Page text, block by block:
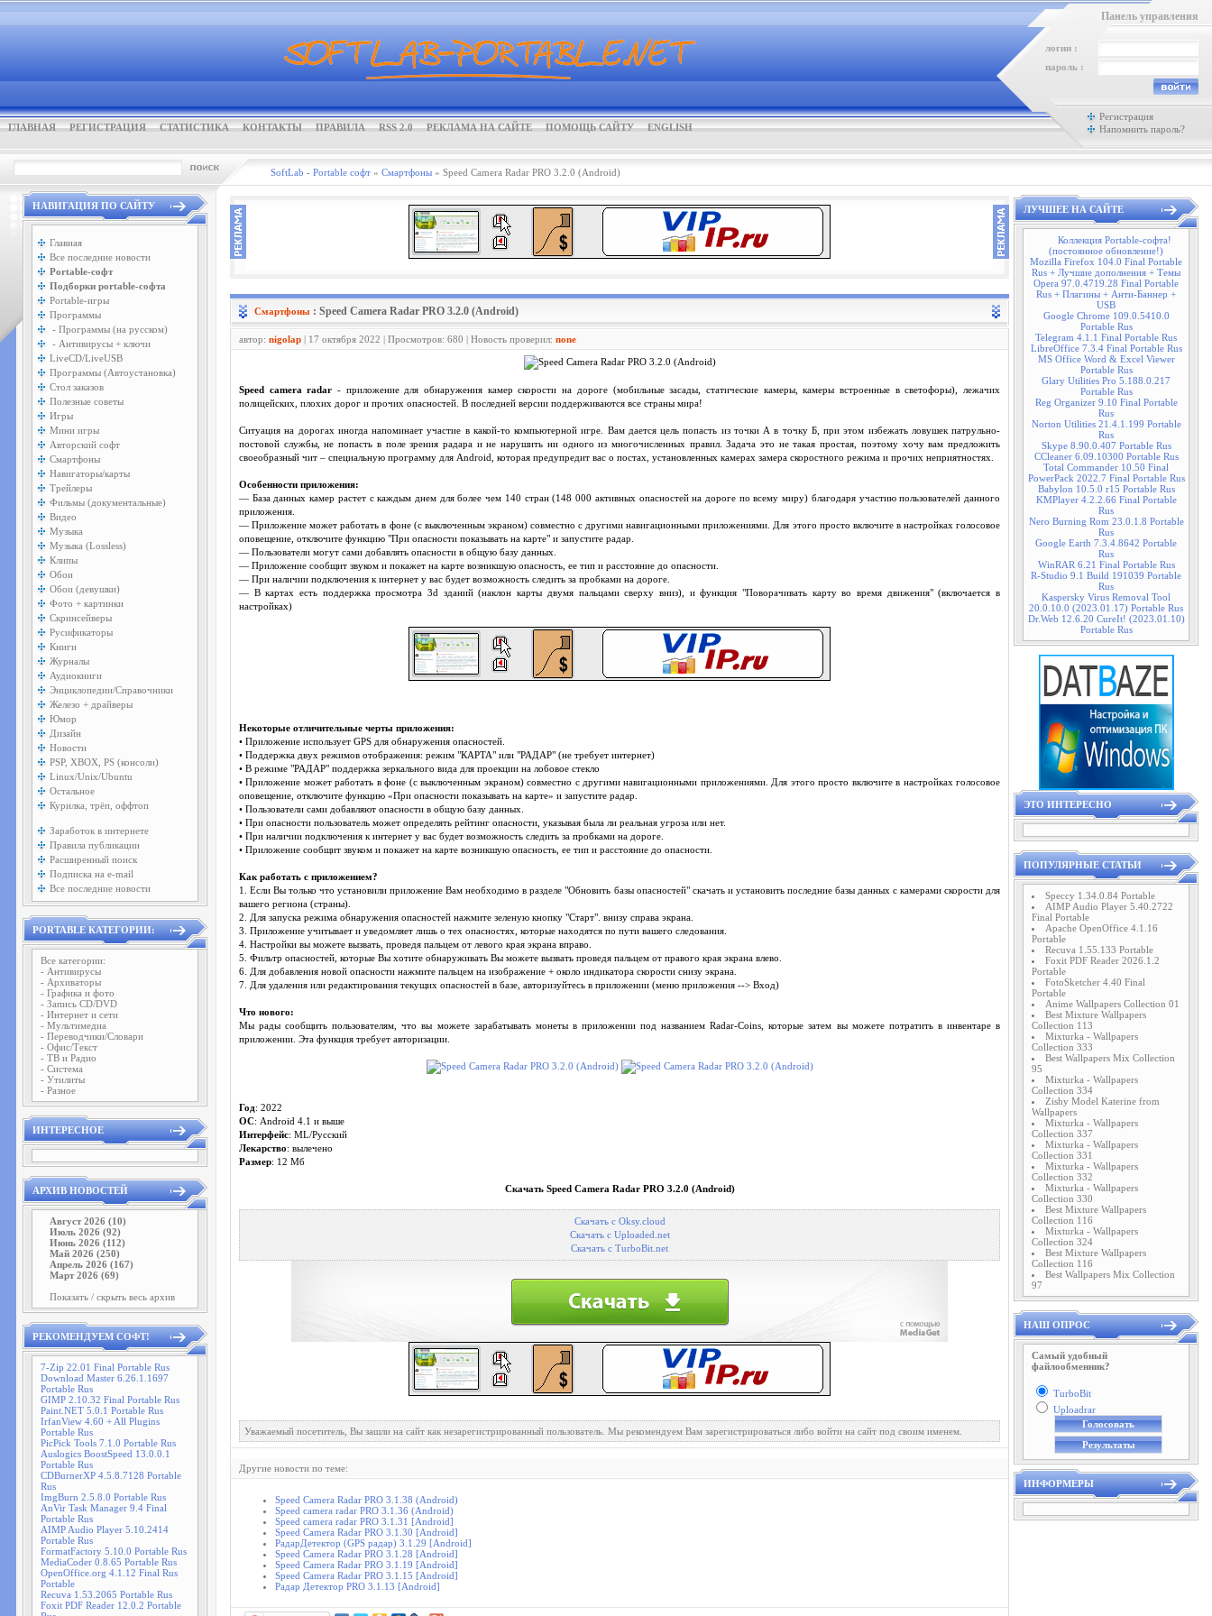
ГЛАВНАЯ РЕГИСТРАЦИЯ СТАТИСТИКА КОНТАКТЫ ПРАВИЛА RSS 2.0 РЕКЛАМА НА САЙТЕ ПОМОЩЬ САЙТУ ENGLISH
Панель управления
логин :
пароль :
Регистрация
Напомнить пароль?
SoftLab - Portable софт » Смартфоны » Speed Camera Radar PRO 3.2.0 (Android)
НАВИГАЦИЯ ПО САЙТУ
Главная
Все последние новости
Portable-софт
Подборки portable-софта
Portable-игры
Программы
- Программы (на русском)
- Антивирусы + ключи
LiveCD/LiveUSB
Программы (Автоустановка)
Стол заказов
Полезные советы
Игры
Мини игры
Авторский софт
Смартфоны
Навигаторы/карты
Трейлеры
Фильмы (документальные)
Видео
Музыка
Музыка (Lossless)
Клипы
Обои
Обои (девушки)
Фото + картинки
Скринсейверы
Русификаторы
Книги
Журналы
Аудиокниги
Энциклопедии/Справочники
Железо + драйверы
Юмор
Дизайн
Новости
PSP, XBOX, PS (консоли)
Linux/Unix/Ubuntu
Остальное
Курилка, трёп, оффтоп
Заработок в интернете
Правила публикации
Расширенный поиск
Подписка на e-mail
Все последние новости
PORTABLE КАТЕГОРИИ:
Все категории:
- Антивирусы
- Архиваторы
- Графика и фото
- Запись CD/DVD
- Интернет и сети
- Мультимедиа
- Переводчики/Словари
- Офис/Текст
- ТВ и Радио
- Система
- Утилиты
- Разное
ИНТЕРЕСНОЕ
АРХИВ НОВОСТЕЙ
Август 2026 (10)
Июль 2026 (92)
Июнь 2026 (112)
Май 2026 (250)
Апрель 2026 (167)
Март 2026 (69)
Показать / скрыть весь архив
РЕКОМЕНДУЕМ СОФТ!
7-Zip 22.01 Final Portable Rus
Download Master 6.26.1.1697
Portable Rus
GIMP 2.10.32 Final Portable Rus
Paint.NET 5.0.1 Portable Rus
IrfanView 4.60 + All Plugins
Portable Rus
PicPick Tools 7.1.0 Portable Rus
Auslogics BoostSpeed 13.0.0.1
Portable Rus
CDBurnerXP 4.5.8.7128 Portable
Rus
ImgBurn 2.5.8.0 Portable Rus
AnVir Task Manager 9.4 Final
Portable Rus
AIMP Audio Player 5.10.2414
Portable Rus
FormatFactory 5.10.0 Portable Rus
MediaCoder 0.8.65 Portable Rus
OpenOffice.org 4.1.12 Final Rus
Portable
Recuva 1.53.2065 Portable Rus
Foxit PDF Reader 12.0.2 Portable
Смартфоны : Speed Camera Radar PRO 3.2.0 (Android)
автор: nigolap | 17 октября 2022 | Просмотров: 680 | Новость проверил: none
Speed camera radar - приложение для обнаружения камер скорости на дороге (мобильные засады, статические камеры, камеры встроенные в светофоры), лежачих
полицейских, плохих дорог и прочих опасностей. В последней версии поддерживаются все страны мира!
Ситуация на дорогах иногда напоминает участие в какой-то компьютерной игре. Вам дается цель попасть из точки А в точку Б, при этом избежать ловушек патрульно-
постовой службы, не попасть в поле зрения радара и не нарушить ни одного из многочисленных правил. Задача это не такая простая, поэтому хочу вам предложить
своеобразный чит – специальную программу для Android, которая предупредит вас о постах, установленных камерах замера скоростного режима и прочих неприятностях.
Особенности приложения:
— База данных камер растет с каждым днем для более чем 140 стран (148 000 активных опасностей на дороге по всему миру) благодаря участию пользователей данного
приложения.
— Приложение может работать в фоне (с выключенным экраном) совместно с другими навигационными приложениями. Для этого просто включите в настройках голосовое
оповещение, отключите функцию "При опасности показывать на карте" и запустите радар.
— Пользователи могут сами добавлять опасности в общую базу данных.
— Приложение сообщит звуком и покажет на карте возникшую опасность, ее тип и расстояние до опасности.
— При наличии подключения к интернет у вас будет возможность следить за пробками на дороге.
— В картах есть поддержка просмотра 3d зданий (наклон карты двумя пальцами сверху вниз), и функция "Поворачивать карту во время движения" (включается в
настройках)
Некоторые отличительные черты приложения:
• Приложение использует GPS для обнаружения опасностей.
• Поддержка двух режимов отображения: режим "КАРТА" или "РАДАР" (не требует интернет)
• В режиме "РАДАР" поддержка зеркального вида для проекции на лобовое стекло
• Приложение может работать в фоне (с выключенным экраном) совместно с другими навигационными приложениями. Для этого просто включите в настройках голосовое
оповещение, отключите функцию «При опасности показывать на карте» и запустите радар.
• Пользователи сами добавляют опасности в общую базу данных.
• При опасности пользователь может определять рейтинг опасности, указывая была ли реальная угроза или нет.
• При наличии подключения к интернет у вас будет возможность следить за пробками на дороге.
• Приложение сообщит звуком и покажет на карте возникшую опасность, ее тип и расстояние до опасности.
Как работать с приложением?
1. Если Вы только что установили приложение Вам необходимо в разделе "Обновить базы опасностей" скачать и установить последние базы данных с камерами скорости для
вашего региона (страны).
2. Для запуска режима обнаружения опасностей нажмите зеленую кнопку "Старт". внизу справа экрана.
3. Приложение учитывает и уведомляет лишь о тех опасностях, которые находятся по пути вашего следования.
4. Настройки вы можете вызвать, проведя пальцем от левого края экрана вправо.
5. Фильтр опасностей, которые Вы хотите обнаруживать Вы можете вызвать проведя пальцем от правого края экрана влево.
6. Для добавления новой опасности нажмите пальцем на изображение + около индикатора скорости снизу экрана.
7. Для удаления или редактирования текущих опасностей в базе, авторизуйтесь в приложении (меню приложения --> Вход)
Что нового:
Мы рады сообщить пользователям, что вы можете зарабатывать монеты в приложении под названием Radar-Coins, которые затем вы можете потратить в инвентаре в
приложении. Эта функция требует авторизации.
Год: 2022
OС: Android 4.1 и выше
Интерфейс: ML/Русский
Лекарство: вылечено
Размер: 12 Mб
Скачать Speed Camera Radar PRO 3.2.0 (Android)
Скачать с Oksy.cloud
Скачать с Uploaded.net
Скачать с TurboBit.net
Уважаемый посетитель, Вы зашли на сайт как незарегистрированный пользователь. Мы рекомендуем Вам зарегистрироваться либо войти на сайт под своим именем.
Другие новости по теме:
Speed Camera Radar PRO 3.1.38 (Android)
Speed camera radar PRO 3.1.36 (Android)
Speed camera radar PRO 3.1.31 [Android]
Speed Camera Radar PRO 3.1.30 [Android]
РадарДетектор (GPS радар) 3.1.29 [Android]
Speed Camera Radar PRO 3.1.28 [Android]
Speed Camera Radar PRO 3.1.19 [Android]
Speed Camera Radar PRO 3.1.15 [Android]
Радар Детектор PRO 3.1.13 [Android]
ЛУЧШЕЕ НА САЙТЕ
Коллекция Portable-софта!
(постоянное обновление!)
Mozilla Firefox 104.0 Final Portable
Rus + Лучшие дополнения + Темы
Opera 97.0.4719.28 Final Portable
Rus + Плагины + Анти-Баннер +
USB
Google Chrome 109.0.5410.0
Portable Rus
Telegram 4.1.1 Final Portable Rus
LibreOffice 7.3.4 Final Portable Rus
MS Office Word & Excel Viewer
Portable Rus
Glary Utilities Pro 5.188.0.217
Portable Rus
Reg Organizer 9.10 Final Portable
Rus
Norton Utilities 21.4.1.199 Portable
Rus
Skype 8.90.0.407 Portable Rus
CCleaner 6.09.10300 Portable Rus
Total Commander 10.50 Final
PowerPack 2022.7 Final Portable Rus
Babylon 10.5.0 r15 Portable Rus
KMPlayer 4.2.2.66 Final Portable
Rus
Nero Burning Rom 23.0.1.8 Portable
Rus
Google Earth 7.3.4.8642 Portable
Rus
WinRAR 6.21 Final Portable Rus
R-Studio 9.1 Build 191039 Portable
Rus
Kaspersky Virus Removal Tool
20.0.10.0 (2023.01.17) Portable Rus
Dr.Web 12.6.20 CureIt! (2023.01.10)
Portable Rus
ЭТО ИНТЕРЕСНО
ПОПУЛЯРНЫЕ СТАТЬИ
Speccy 1.34.0.84 Portable
AIMP Audio Player 5.40.2722
Final Portable
Apache OpenOffice 4.1.16
Portable
Recuva 1.55.133 Portable
Foxit PDF Reader 2026.1.2
Portable
FotoSketcher 4.40 Final
Portable
Anime Wallpapers Collection 01
Best Mixture Wallpapers
Collection 113
Mixturka - Wallpapers
Collection 333
Best Wallpapers Mix Collection
95
Mixturka - Wallpapers
Collection 334
Zishy Model Katerine from
Wallpapers
Mixturka - Wallpapers
Collection 337
Mixturka - Wallpapers
Collection 331
Mixturka - Wallpapers
Collection 332
Mixturka - Wallpapers
Collection 330
Best Mixture Wallpapers
Collection 116
Mixturka - Wallpapers
Collection 324
Best Mixture Wallpapers
Collection 116
Best Wallpapers Mix Collection
97
НАШ ОПРОС
Самый удобный
файлообменник?
TurboBit
Uploadrar
ИНФОРМЕРЫ